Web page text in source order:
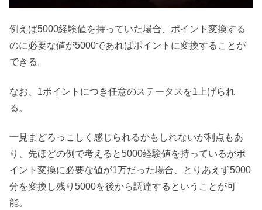
例えば5000経験値を持っていた場合、ポイント変換する
のに必要な値が5000であればポイントに変換することが
できる。
なお、1ポイントにつき任意のステータスを1上げられ
る。
一見まどろっこしく感じられるかもしれないが利点もあ
り、先ほどの例で考えると5000経験値を持っているがポ
イント変換に必要な値が1万だった場合、とりあえず5000
分を変換し残り5000を後から調達するということが可
能。